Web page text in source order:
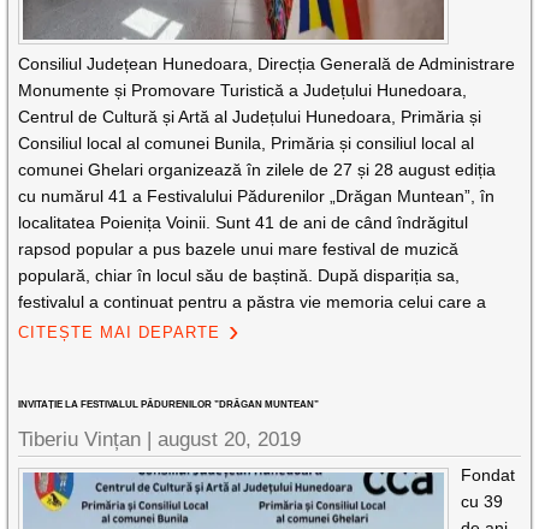
Consiliul Județean Hunedoara, Direcția Generală de Administrare
Monumente și Promovare Turistică a Județului Hunedoara,
Centrul de Cultură și Artă al Județului Hunedoara, Primăria și
Consiliul local al comunei Bunila, Primăria și consiliul local al
comunei Ghelari organizează în zilele de 27 și 28 august ediția
cu numărul 41 a Festivalului Pădurenilor „Drăgan Muntean”, în
localitatea Poienița Voinii. Sunt 41 de ani de când îndrăgitul
rapsod popular a pus bazele unui mare festival de muzică
populară, chiar în locul său de baștină. După dispariția sa,
festivalul a continuat pentru a păstra vie memoria celui care a
CITEȘTE MAI DEPARTE
INVITAȚIE LA FESTIVALUL PĂDURENILOR ”DRĂGAN MUNTEAN”
Tiberiu Vințan |august 20, 2019
Fondat
cu 39